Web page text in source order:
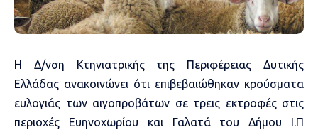
Η Δ/νση Κτηνιατρικής της Περιφέρειας Δυτικής
Ελλάδας ανακοινώνει ότι επιβεβαιώθηκαν κρούσματα
ευλογιάς των αιγοπροβάτων σε τρεις εκτροφές στις
περιοχές Ευηνοχωρίου και Γαλατά του Δήμου Ι.Π